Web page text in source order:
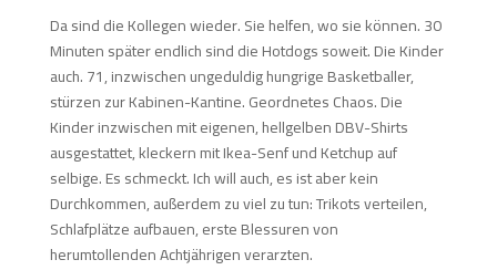
Da sind die Kollegen wieder. Sie helfen, wo sie können. 30
Minuten später endlich sind die Hotdogs soweit. Die Kinder
auch. 71, inzwischen ungeduldig hungrige Basketballer,
stürzen zur Kabinen-Kantine. Geordnetes Chaos. Die
Kinder inzwischen mit eigenen, hellgelben DBV-Shirts
ausgestattet, kleckern mit Ikea-Senf und Ketchup auf
selbige. Es schmeckt. Ich will auch, es ist aber kein
Durchkommen, außerdem zu viel zu tun: Trikots verteilen,
Schlafplätze aufbauen, erste Blessuren von
herumtollenden Achtjährigen verarzten.